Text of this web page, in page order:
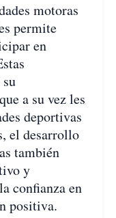
motoras
permite
en
a su vez les
deportivas
el desarrollo
también
y
confianza en
positiva.